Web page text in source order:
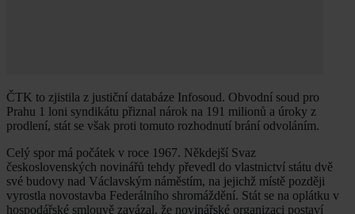
ČTK to zjistila z justiční databáze Infosoud. Obvodní soud pro
Prahu 1 loni syndikátu přiznal nárok na 191 milionů a úroky z
prodlení, stát se však proti tomuto rozhodnutí brání odvoláním.
Celý spor má počátek v roce 1967. Někdejší Svaz
československých novinářů tehdy převedl do vlastnictví státu dvě
své budovy nad Václavským náměstím, na jejichž místě později
vyrostla novostavba Federálního shromáždění. Stát se na oplátku v
hospodářské smlouvě zavázal, že novinářské organizaci postaví